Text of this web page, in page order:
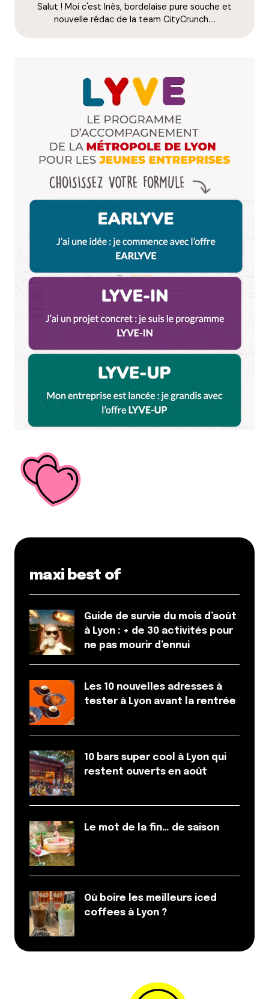
E-mail*
navigateur pour mon prochain commentaire.
Salut ! Moi c'est Inès, bordelaise pure souche et
nouvelle rédac de la team CityCrunch.…
maxi best of
Guide de survie du mois d’août
à Lyon : + de 30 activités pour
ne pas mourir d’ennui
Les 10 nouvelles adresses à
tester à Lyon avant la rentrée
10 bars super cool à Lyon qui
restent ouverts en août
Le mot de la fin… de saison
Où boire les meilleurs iced
coffees à Lyon ?